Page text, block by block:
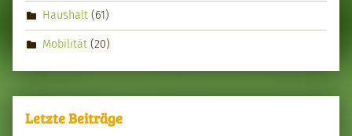
Haushalt (61)
Mobilität (20)
Letzte Beiträge